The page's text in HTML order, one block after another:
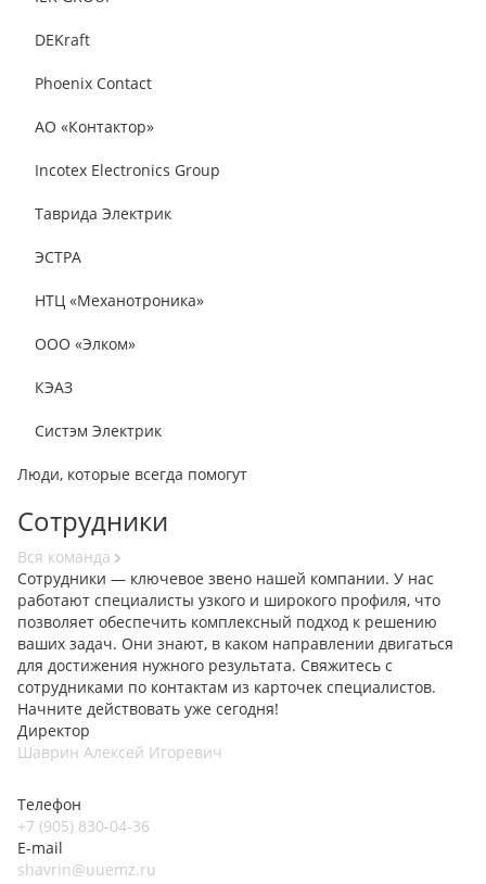
DEKraft
Phoenix Contact
АО «Контактор»
Incotex Electronics Group
Таврида Электрик
ЭСТРА
НТЦ «Механотроника»
ООО «Элком»
КЭАЗ
Систэм Электрик
Люди, которые всегда помогут
Сотрудники
Вся команда
Сотрудники — ключевое звено нашей компании. У нас
работают специалисты узкого и широкого профиля, что
позволяет обеспечить комплексный подход к решению
ваших задач. Они знают, в каком направлении двигаться
для достижения нужного результата. Свяжитесь с
сотрудниками по контактам из карточек специалистов.
Начните действовать уже сегодня!
Директор
Шаврин Алексей Игоревич
Телефон
+7 (905) 830-04-36
E-mail
shavrin@uuemz.ru